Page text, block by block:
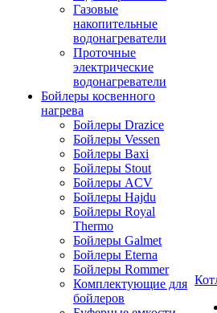
Газовые
накопительные
водонагреватели
Проточные
электрические
водонагреватели
Бойлеры косвенного
нагрева
Бойлеры Drazice
Бойлеры Vessen
Бойлеры Baxi
Бойлеры Stout
Бойлеры ACV
Бойлеры Hajdu
Бойлеры Royal
Thermo
Бойлеры Galmet
Бойлеры Eterna
Бойлеры Rommer
Комплектующие для
бойлеров